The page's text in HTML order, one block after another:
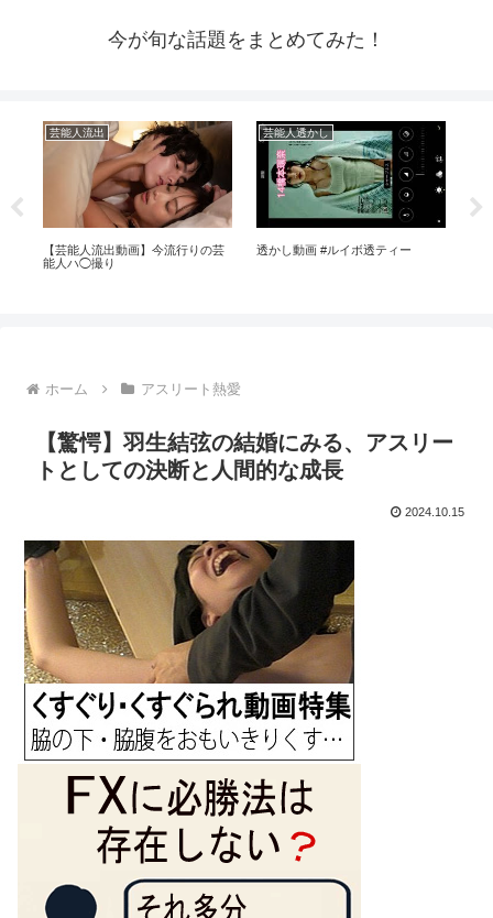
今が旬な話題をまとめてみた！
芸能人流出
【芸能人流出動画】今流行りの芸
能人ハ◯撮り
芸能人透かし
透かし動画 #ルイボ透ティー
ホーム アスリート熱愛
【驚愕】羽生結弦の結婚にみる、アスリー
トとしての決断と人間的な成長
2024.10.15